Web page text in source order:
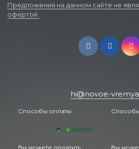
Предложения на данном сайте не
офертой.
hi@novoe-
Способы оплаты
Вы можете оплатить Вы